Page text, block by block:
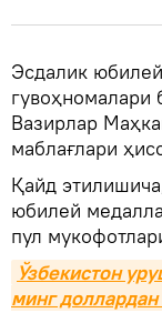
Эсдалик
гувоҳномалари
Вазирлар
маблағлари
Қайд
юбилей
пул
Ўзбекистон
минг